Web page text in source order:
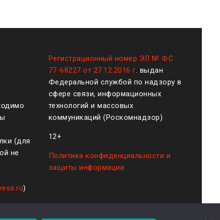
(для
не
)
Регистрационный номер ЭЛ № ФС
77-68227 от 27.12.2016 г. выдан
Федеральной службой по надзору в
сфере связи, информационных
технологий и массовых
коммуникаций (Роскомнадзор)
12+
Политика конфиденциальности и
защиты информации